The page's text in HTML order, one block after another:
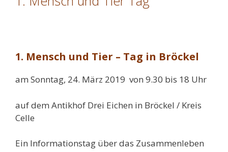
1. Mensch und Tier – Tag in Bröckel
am Sonntag, 24. März 2019 von 9.30 bis 18 Uhr
auf dem Antikhof Drei Eichen in Bröckel / Kreis
Celle
Ein Informationstag über das Zusammenleben